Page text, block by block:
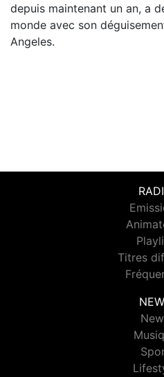
depuis maintenant un an, a
monde avec son
Angeles.
Titres